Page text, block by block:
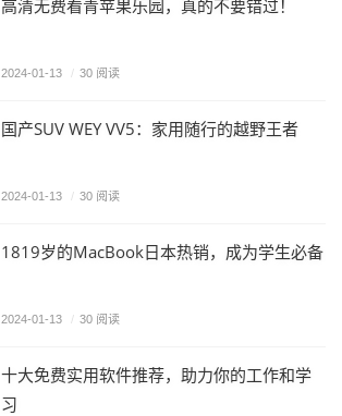
高清无费看青苹果乐园，真的不要错过！
2024-01-13 / 30 阅读
国产SUV WEY VV5：家用随行的越野王者
2024-01-13 / 30 阅读
1819岁的MacBook日本热销，成为学生必备
2024-01-13 / 30 阅读
十大免费实用软件推荐，助力你的工作和学
习